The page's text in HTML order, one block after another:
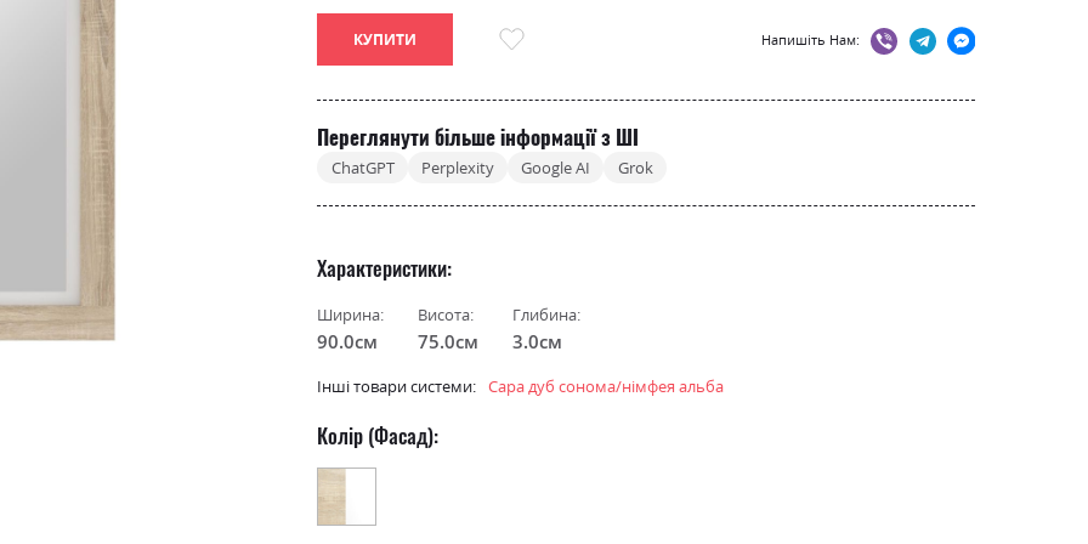
КУПИТИ Напишіть Нам:
Переглянути більше інформації з ШІ
ChatGPT Perplexity Google AI Grok
Характеристики
Ширина:
90.0см
Висота:
75.0см
Глибина:
3.0см
Інші товари системи: Сара дуб сонома/німфея альба
Колір (Фасад):